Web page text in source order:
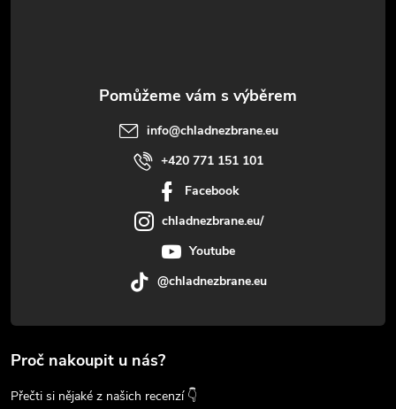
info@chladnezbrane.eu
+420 771 151 101
Facebook
chladnezbrane.eu/
Youtube
@chladnezbrane.eu
Proč nakoupit u nás?
Přečti si nějaké z našich recenzí 👇